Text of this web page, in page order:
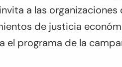
a las
de justicia
el programa de la